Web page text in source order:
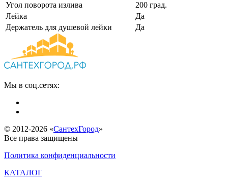
Угол поворота излива
200 град.
Лейка
Да
Держатель для душевой лейки
Да
Мы в соц.сетях:
© 2012-2026 «СантехГород»
Все права защищены
Политика конфиденциальности
КАТАЛОГ